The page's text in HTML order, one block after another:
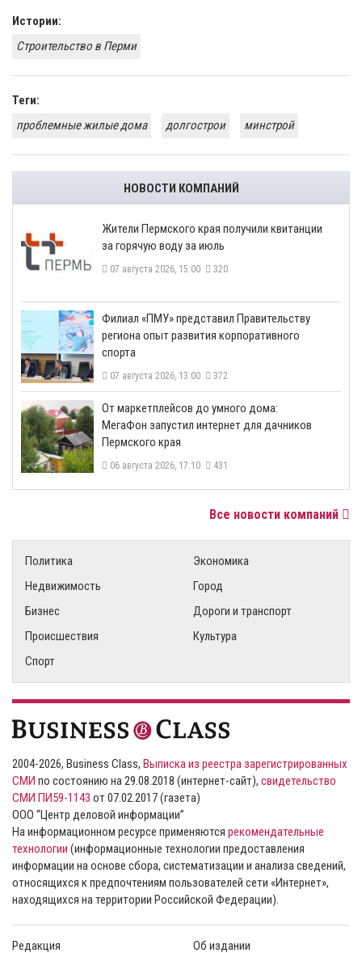
Истории:
Строительство в Перми
Теги:
проблемные жилые дома
долгострои минстрой
НОВОСТИ КОМПАНИЙ
​Жители Пермского края получили квитанции
за горячую воду за июль
07 августа 2026, 15:00 320
​Филиал «ПМУ» представил Правительству
региона опыт развития корпоративного
спорта
07 августа 2026, 13:00 372
От маркетплейсов до умного дома:
МегаФон запустил интернет для дачников
Пермского края
06 августа 2026, 17:10 431
Все новости компаний
Политика
Экономика
Недвижимость
Город
Бизнес
Дороги и транспорт
Происшествия
Культура
Спорт
2004-2026, Business Class, Выписка из реестра зарегистрированных
СМИ по состоянию на 29.08.2018 (интернет-сайт), свидетельство
СМИ ПИ59-1143 от 07.02.2017 (газета)
ООО “Центр деловой информации”
На информационном ресурсе применяются рекомендательные
технологии (информационные технологии предоставления
информации на основе сбора, систематизации и анализа сведений,
относящихся к предпочтениям пользователей сети «Интернет»,
находящихся на территории Российской Федерации).
Редакция Об издании